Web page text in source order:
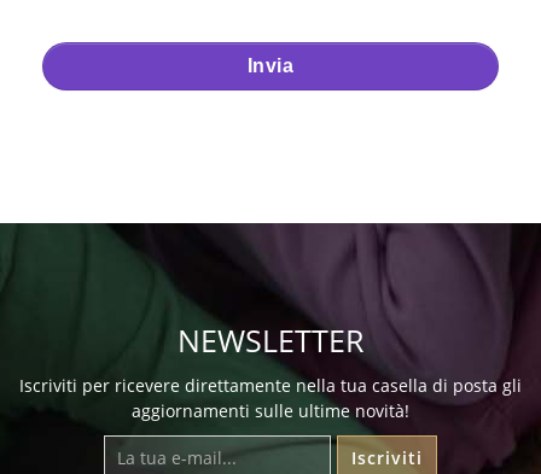
NEWSLETTER
Iscriviti per ricevere direttamente nella tua casella di posta gli
aggiornamenti sulle ultime novità!
Iscriviti